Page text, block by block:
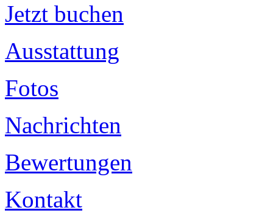
Jetzt buchen
Ausstattung
Fotos
Nachrichten
Bewertungen
Kontakt